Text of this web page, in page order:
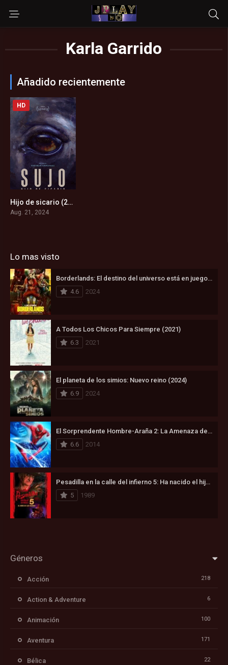
Karla Garrido
Añadido recientemente
0
HD
Hijo de sicario (2024)
Aug. 21, 2024
Lo mas visto
4.6
2024
A Todos Los Chicos Para Siempre (2021)
6.3
2021
El planeta de los simios: Nuevo reino (2024)
6.9
2024
6.6
2014
5
1989
Géneros
Acción 218
Action & Adventure 6
Animación 100
Aventura 171
Bélica 22